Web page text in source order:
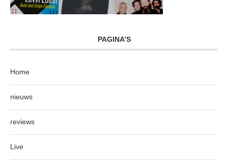
PAGINA’S
Home
nieuws
reviews
Live